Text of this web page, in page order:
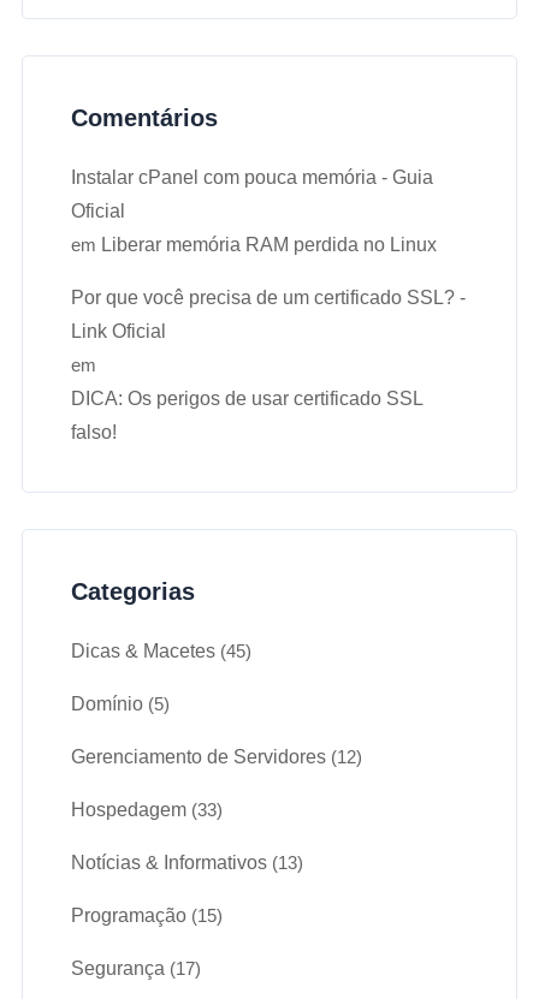
Comentários
Instalar cPanel com pouca memória - Guia
Oficial
em Liberar memória RAM perdida no Linux
Por que você precisa de um certificado SSL? -
Link Oficial
em
DICA: Os perigos de usar certificado SSL
falso!
Categorias
Dicas & Macetes (45)
Domínio (5)
Gerenciamento de Servidores (12)
Hospedagem (33)
Notícias & Informativos (13)
Programação (15)
Segurança (17)